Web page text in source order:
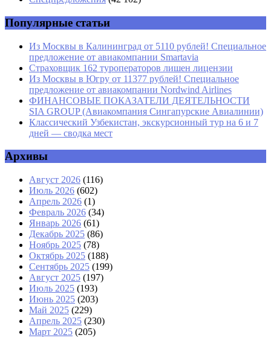
Популярные статьи
Из Москвы в Калининград от 5110 рублей! Специальное
предложение от авиакомпании Smartavia
Страховщик 162 туроператоров лишен лицензии
Из Москвы в Югру от 11377 рублей! Специальное
предложение от авиакомпании Nordwind Airlines
ФИНАНСОВЫЕ ПОКАЗАТЕЛИ ДЕЯТЕЛЬНОСТИ
SIA GROUP (Авиакомпания Сингапурские Авиалинии)
Классический Узбекистан, экскурсионный тур на 6 и 7
дней — сводка мест
Архивы
Август 2026 (116)
Июль 2026 (602)
Апрель 2026 (1)
Февраль 2026 (34)
Январь 2026 (61)
Декабрь 2025 (86)
Ноябрь 2025 (78)
Октябрь 2025 (188)
Сентябрь 2025 (199)
Август 2025 (197)
Июль 2025 (193)
Июнь 2025 (203)
Май 2025 (229)
Апрель 2025 (230)
Март 2025 (205)